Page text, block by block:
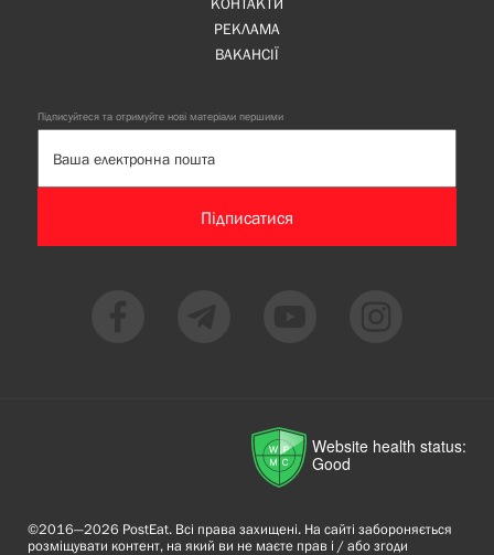
КОНТАКТИ
РЕКЛАМА
ВАКАНСІЇ
Підписуйтеся та отримуйте нові матеріали першими
Підписатися
Website health status:
Good
©2016—2026 PostEat. Всі права захищені. На сайті забороняється
розміщувати контент, на який ви не маєте прав і / або згоди